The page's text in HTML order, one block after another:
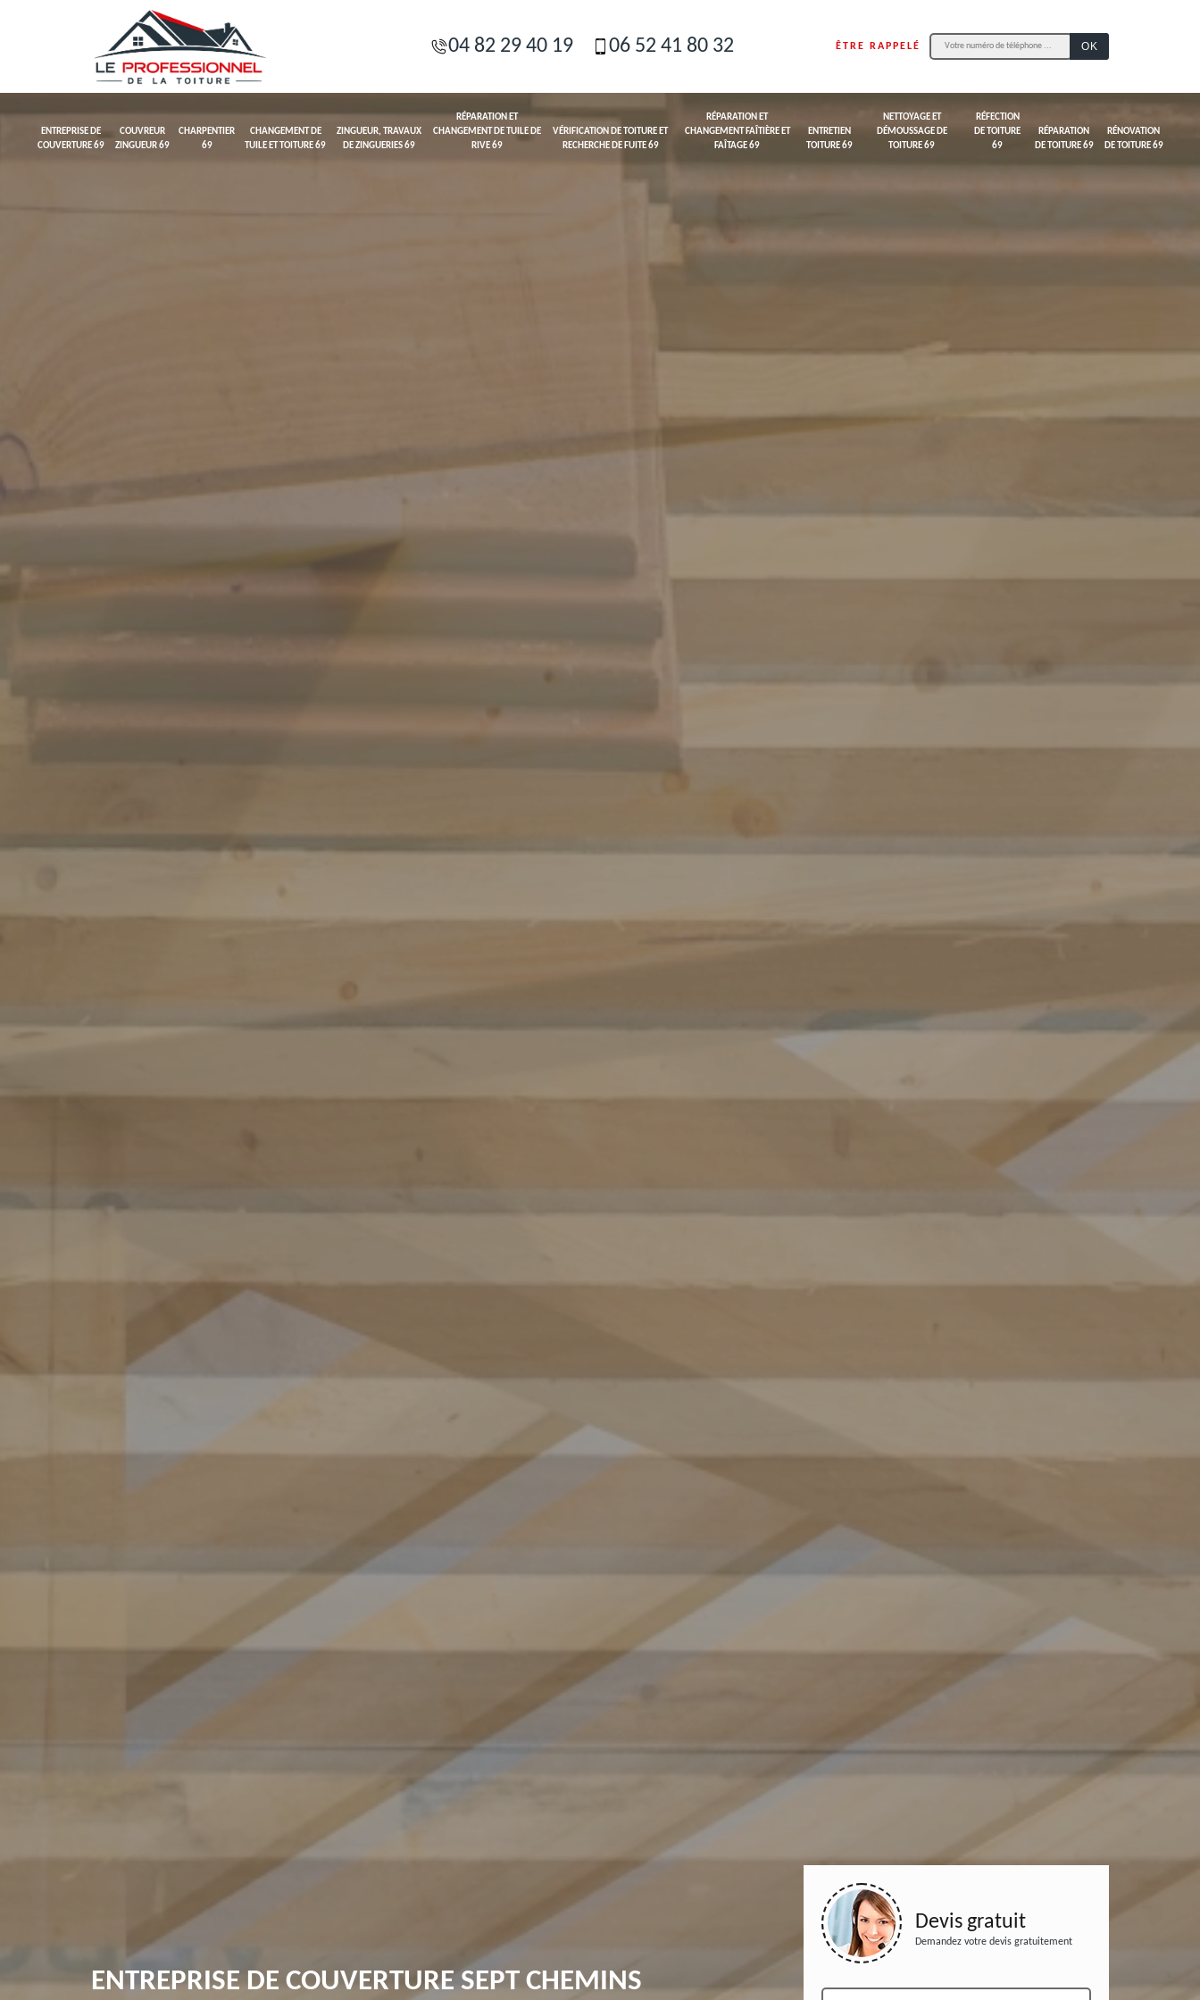
04 82 29 40 19 06 52 41 80 32 ÊTRE RAPPELÉ
ENTREPRISE DE
COUVERTURE 69
COUVREUR
ZINGUEUR 69
CHARPENTIER
69
CHANGEMENT DE
TUILE ET TOITURE 69
ZINGUEUR, TRAVAUX
DE ZINGUERIES 69
RÉPARATION ET
CHANGEMENT DE TUILE DE
RIVE 69
VÉRIFICATION DE TOITURE ET
RECHERCHE DE FUITE 69
RÉPARATION ET
CHANGEMENT FAÎTIÈRE ET
FAÎTAGE 69
ENTRETIEN
TOITURE 69
NETTOYAGE ET
DÉMOUSSAGE DE
TOITURE 69
RÉFECTION
DE TOITURE
69
RÉPARATION
DE TOITURE 69
RÉNOVATION
DE TOITURE 69
ENTREPRISE DE COUVERTURE SEPT CHEMINS
Devis gratuit
Demandez votre devis gratuitement